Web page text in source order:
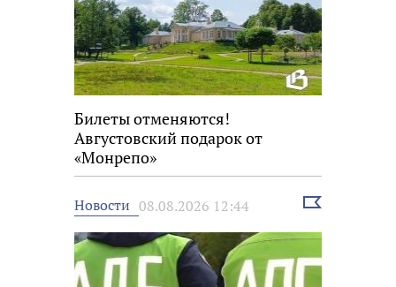
Билеты отменяются!
Августовский подарок от
«Монрепо»
Новости 08.08.2026 12:44
Выбрать